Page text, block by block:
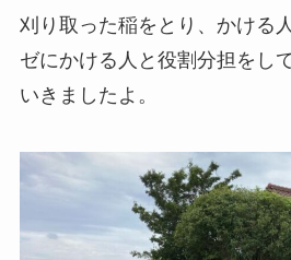
刈り取った稲をとり、かける
ゼにかける人と役割分担をし
いきましたよ。